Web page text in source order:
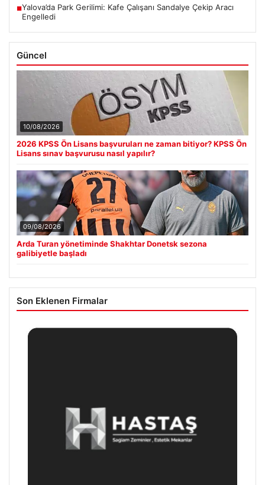
■Yalova’da Park Gerilimi: Kafe Çalışanı Sandalye Çekip Aracı
Engelledi
Güncel
10/08/2026
2026 KPSS Ön Lisans başvuruları ne zaman bitiyor? KPSS Ön
Lisans sınav başvurusu nasıl yapılır?
09/08/2026
Arda Turan yönetiminde Shakhtar Donetsk sezona
galibiyetle başladı
Son Eklenen Firmalar